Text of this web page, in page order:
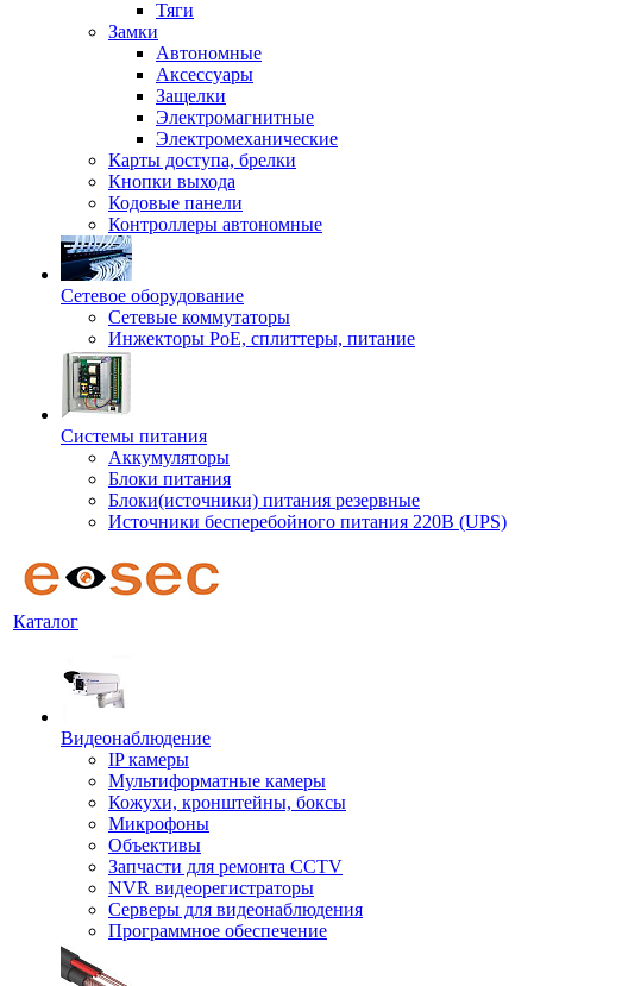
Тяги
Замки
Автономные
Аксессуары
Защелки
Электромагнитные
Электромеханические
Карты доступа, брелки
Кнопки выхода
Кодовые панели
Контроллеры автономные
Сетевое оборудование
Сетевые коммутаторы
Инжекторы РоЕ, сплиттеры, питание
Системы питания
Аккумуляторы
Блоки питания
Блоки(источники) питания резервные
Источники бесперебойного питания 220В (UPS)
Каталог
Видеонаблюдение
IP камеры
Мультиформатные камеры
Кожухи, кронштейны, боксы
Микрофоны
Объективы
Запчасти для ремонта CCTV
NVR видеорегистраторы
Серверы для видеонаблюдения
Программное обеспечение